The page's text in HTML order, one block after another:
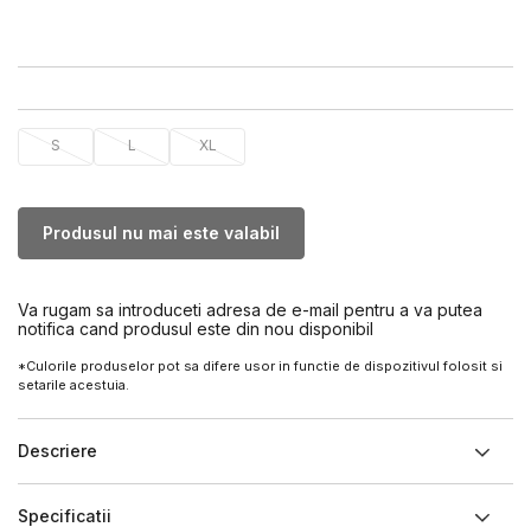
S L XL
Produsul nu mai este valabil
Va rugam sa introduceti adresa de e-mail pentru a va putea
notifica cand produsul este din nou disponibil
*Culorile produselor pot sa difere usor in functie de dispozitivul folosit si
setarile acestuia.
Descriere
Specificatii